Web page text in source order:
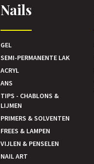
Nails
GEL
SEMI-PERMANENTE LAK
ACRYL
ANS
TIPS - CHABLONS &
LIJMEN
PRIMERS & SOLVENTEN
FREES & LAMPEN
VIJLEN & PENSELEN
NAIL ART